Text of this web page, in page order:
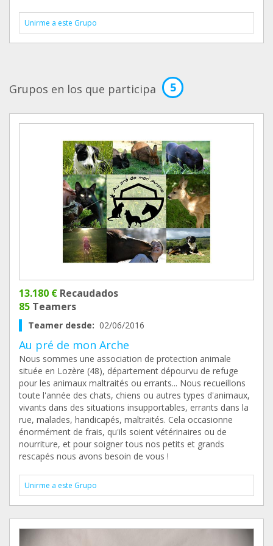
Unirme a este Grupo
Grupos en los que participa 5
13.180 € Recaudados
85 Teamers
Teamer desde: 02/06/2016
Au pré de mon Arche
Nous sommes une association de protection animale
située en Lozère (48), département dépourvu de refuge
pour les animaux maltraités ou errants... Nous recueillons
toute l'année des chats, chiens ou autres types d'animaux,
vivants dans des situations insupportables, errants dans la
rue, malades, handicapés, maltraités. Cela occasionne
énormément de frais, qu'ils soient vétérinaires ou de
nourriture, et pour soigner tous nos petits et grands
rescapés nous avons besoin de vous !
Unirme a este Grupo